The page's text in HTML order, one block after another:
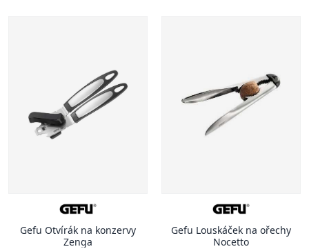
Gefu Otvírák na konzervy
Zenga
Gefu Louskáček na ořechy
Nocetto